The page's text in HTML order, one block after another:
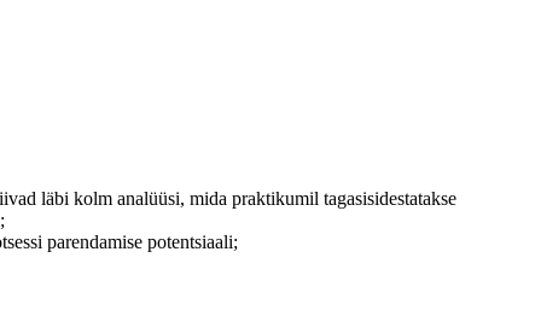
läbi kolm analüüsi, mida praktikumil tagasisidestatakse
parendamise potentsiaali;